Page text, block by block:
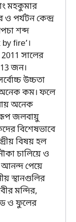
মহকুমার
পর্যটন কেন্দ্র
শব্দ
fire’।
সালের
জন।
উচ্চতা
অনেক কম। ফলে
অনেক
জলবায়ু
বিশেষভাবে
বিষয় হল
চালিয়ে ও
আনন্দ পেয়ে
স্থানগুলির
মন্দির,
ও ফুলের